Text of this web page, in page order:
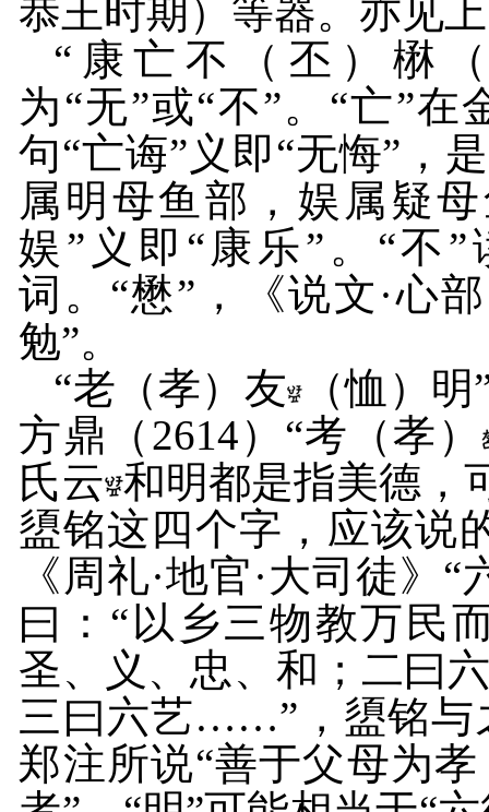
恭王时期）等器。亦见
“康亡不（丕）楙
为“无”或“不”。“亡”
句“亡诲”义即“无悔”，
属明母鱼部，娱属疑
娱”义即“康乐”。“不
词。“懋”，《说文·心
勉”。
“老（孝）友 （恤）明
方鼎（ 2614）“考（孝）
氏云 和明都是指美德，
盨铭这四个字，应该说
《周礼·地官·大司徒》
曰：“以乡三物教万民
圣、义、忠、和；二曰
三曰六艺……”，盨铭与
郑注所说“善于父母为